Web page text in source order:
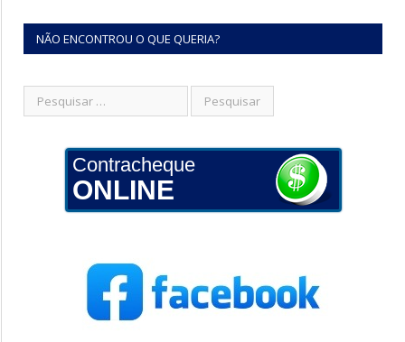
NÃO ENCONTROU O QUE QUERIA?
Contracheque
ONLINE